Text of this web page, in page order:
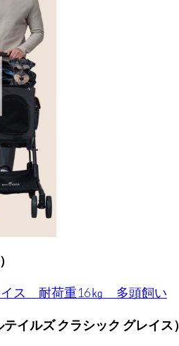
イルズ クラシック グレイス）